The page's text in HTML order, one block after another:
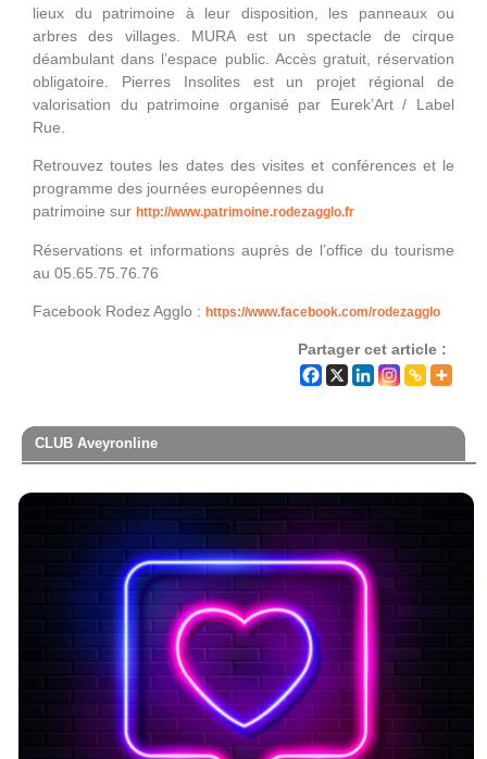
lieux du patrimoine à leur disposition, les panneaux ou
arbres des villages. MURA est un spectacle de cirque
déambulant dans l’espace public. Accès gratuit, réservation
obligatoire. Pierres Insolites est un projet régional de
valorisation du patrimoine organisé par Eurek’Art / Label
Rue.
Retrouvez toutes les dates des visites et conférences et le
programme des journées européennes du
patrimoine sur http://www.patrimoine.rodezagglo.fr
Réservations et informations auprès de l’office du tourisme
au 05.65.75.76.76
Facebook Rodez Agglo : https://www.facebook.com/rodezagglo
Partager cet article :
CLUB Aveyronline